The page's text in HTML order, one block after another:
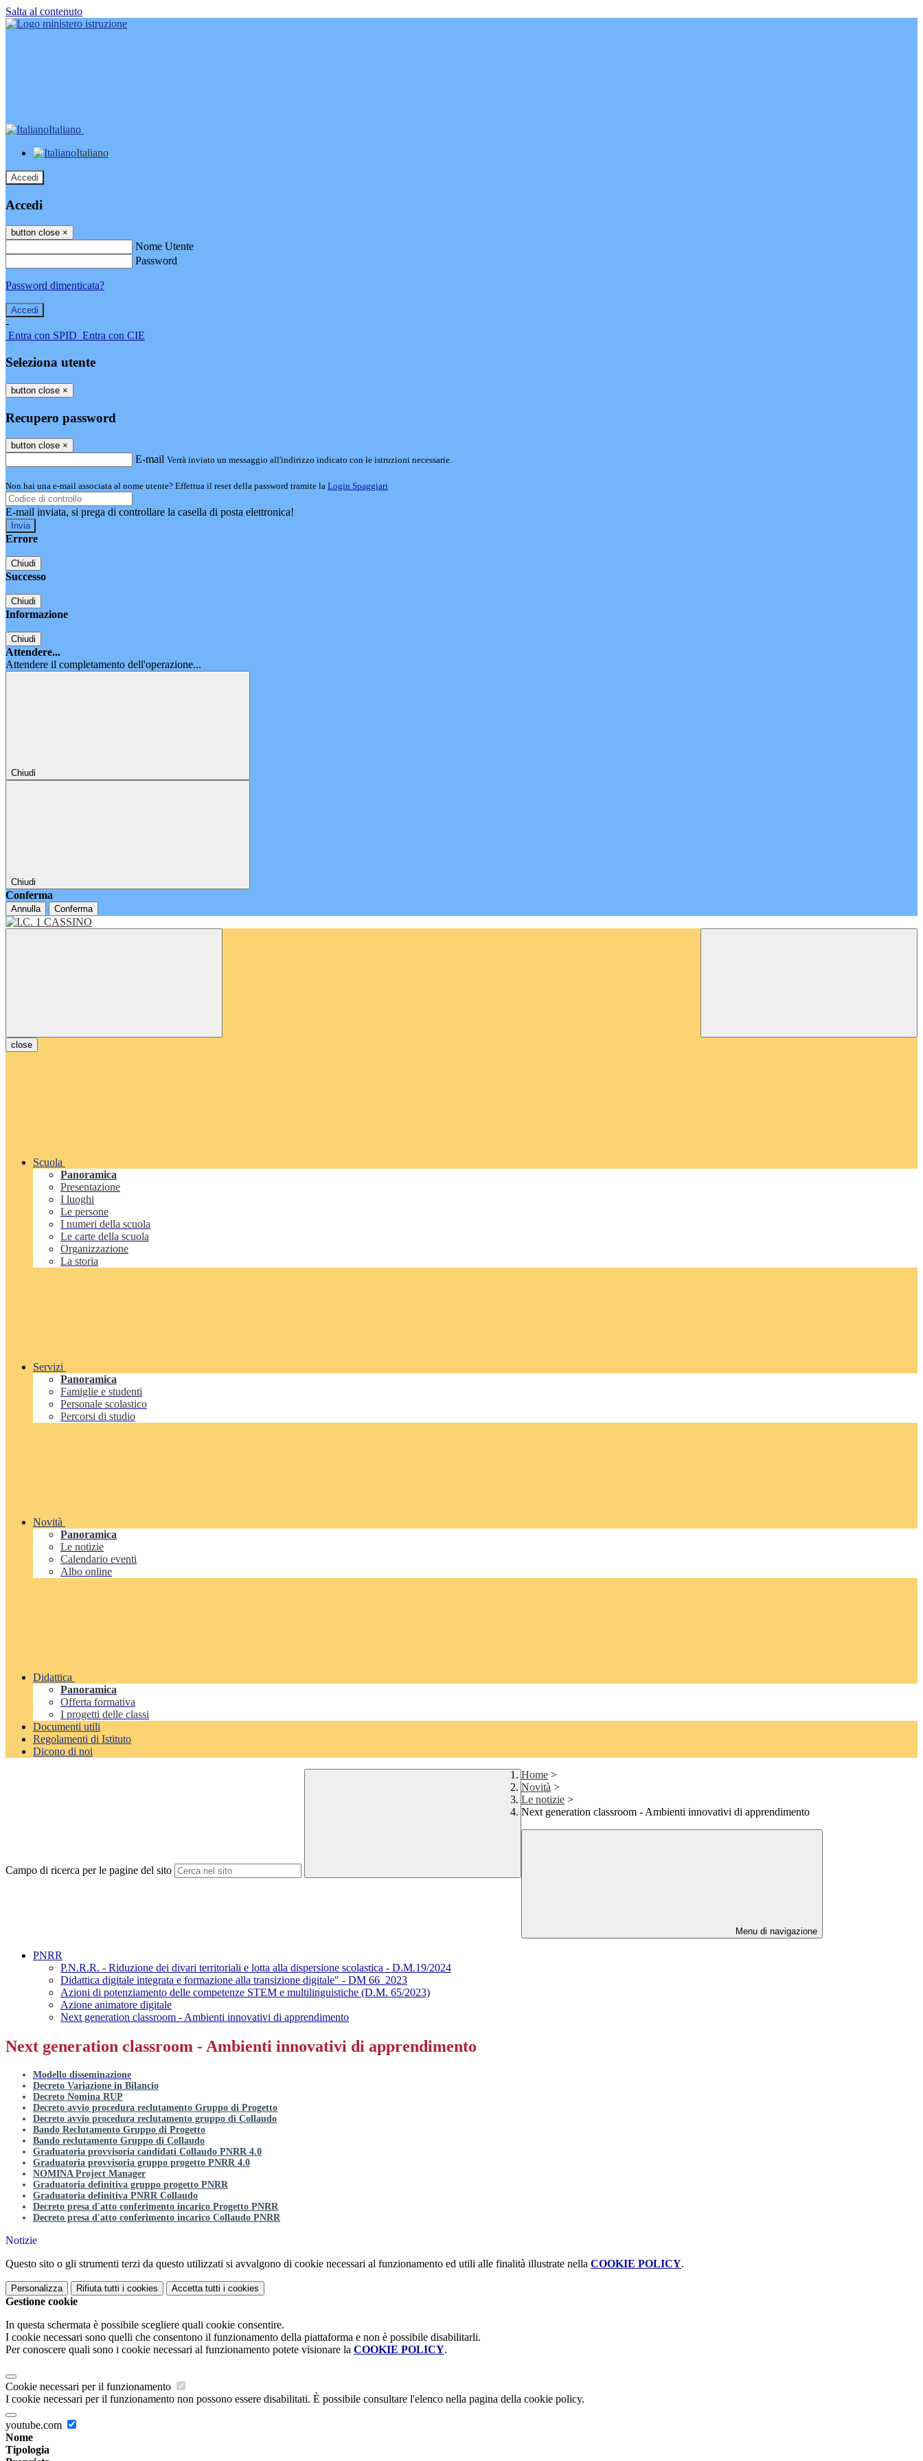
Salta al contenuto
Italiano
Italiano
Accedi
Accedi
button close ×
Nome Utente
Password
Password dimenticata?
-
Entra con SPID Entra con CIE
Seleziona utente
button close ×
Recupero password
button close ×
E-mail Verrà inviato un messaggio all'indirizzo indicato con le istruzioni necessarie.
Non hai una e-mail associata al nome utente? Effettua il reset della password tramite la Login Spaggiari
E-mail inviata, si prega di controllare la casella di posta elettronica!
Errore
Chiudi
Successo
Chiudi
Informazione
Chiudi
Attendere...
Attendere il completamento dell'operazione...
Chiudi
Chiudi
Conferma
Annulla Conferma
close
Scuola
Panoramica
Presentazione
I luoghi
Le persone
I numeri della scuola
Le carte della scuola
Organizzazione
La storia
Servizi
Panoramica
Famiglie e studenti
Personale scolastico
Percorsi di studio
Novità
Panoramica
Le notizie
Calendario eventi
Albo online
Didattica
Panoramica
Offerta formativa
I progetti delle classi
Documenti utili
Regolamenti di Istituto
Dicono di noi
Campo di ricerca per le pagine del sito
Home >
Novità >
Le notizie >
Next generation classroom - Ambienti innovativi di apprendimento
Menu di navigazione
PNRR
P.N.R.R. - Riduzione dei divari territoriali e lotta alla dispersione scolastica - D.M.19/2024
Didattica digitale integrata e formazione alla transizione digitale" - DM 66_2023
Azioni di potenziamento delle competenze STEM e multilinguistiche (D.M. 65/2023)
Azione animatore digitale
Next generation classroom - Ambienti innovativi di apprendimento
Next generation classroom - Ambienti innovativi di apprendimento
Modello disseminazione
Decreto Variazione in Bilancio
Decreto Nomina RUP
Decreto avvio procedura reclutamento Gruppo di Progetto
Decreto avvio procedura reclutamento gruppo di Collaudo
Bando Reclutamento Gruppo di Progetto
Bando reclutamento Gruppo di Collaudo
Graduatoria provvisoria candidati Collaudo PNRR 4.0
Graduatoria provvisoria gruppo progetto PNRR 4.0
NOMINA Project Manager
Graduatoria definitiva gruppo progetto PNRR
Graduatoria definitiva PNRR Collaudo
Decreto presa d'atto conferimento incarico Progetto PNRR
Decreto presa d'atto conferimento incarico Collaudo PNRR
Notizie
Questo sito o gli strumenti terzi da questo utilizzati si avvalgono di cookie necessari al funzionamento ed utili alle finalità illustrate nella COOKIE POLICY.
Personalizza Rifiuta tutti i cookies Accetta tutti i cookies
Gestione cookie
In questa schermata è possibile scegliere quali cookie consentire.
I cookie necessari sono quelli che consentono il funzionamento della piattaforma e non è possibile disabilitarli.
Per conoscere quali sono i cookie necessari al funzionamento potete visionare la COOKIE POLICY.
Cookie necessari per il funzionamento
I cookie necessari per il funzionamento non possono essere disabilitati. È possibile consultare l'elenco nella pagina della cookie policy.
youtube.com
Nome
Tipologia